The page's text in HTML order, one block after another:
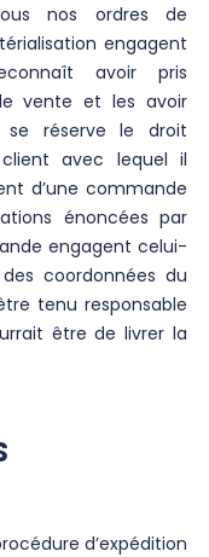
nos ordres de
engagent
avoir pris
vente et les avoir
se réserve le droit
avec lequel il
d’une commande
énoncées par
engagent celui-
coordonnées du
tenu responsable
être de livrer la
d’expédition